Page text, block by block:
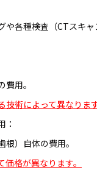
や各種検査（CTスキャ
用。
術によって異なります
：
）自体の費用。
格が異なります。